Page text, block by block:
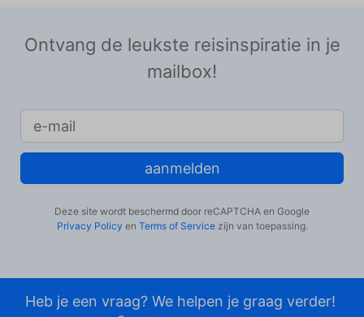
Ontvang de leukste reisinspiratie in je
mailbox!
aanmelden
Deze site wordt beschermd door reCAPTCHA en Google
Privacy Policy en Terms of Servicezijn van toepassing.
Heb je een vraag? We helpen je graag verder!